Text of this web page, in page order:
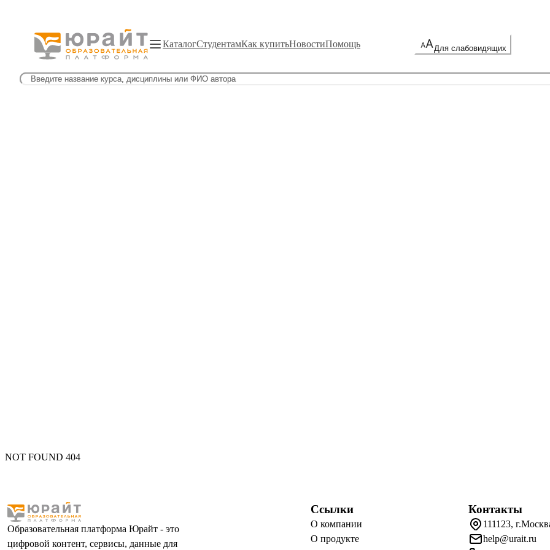
КаталогСтудентамКак купитьНовостиПомощь Для слабовидящих
NOT FOUND 404
Образовательная платформа Юрайт - это
цифровой контент, сервисы, данные для
Ссылки
О компании
О продукте
Контакты
111123,
help@urait.ru